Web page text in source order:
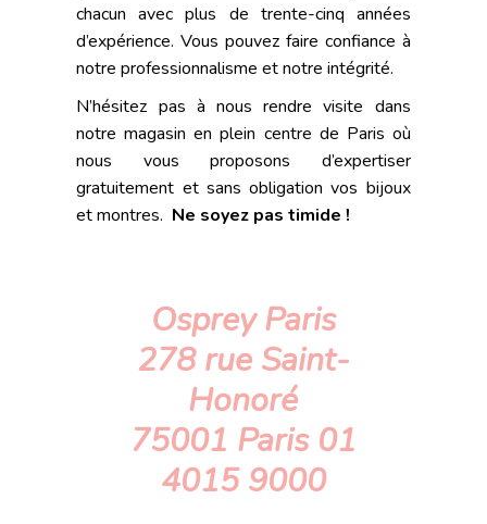
chacun avec plus de trente-cinq années
d’expérience. Vous pouvez faire confiance à
notre professionnalisme et notre intégrité.
N’hésitez pas à nous rendre visite dans
notre magasin en plein centre de Paris où
nous vous proposons d’expertiser
gratuitement et sans obligation vos bijoux
et montres. Ne soyez pas timide !
Osprey Paris
278 rue Saint-
Honoré
75001 Paris 01
4015 9000